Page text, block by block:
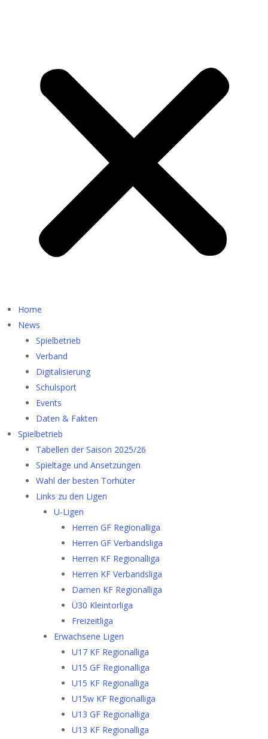
Home
News
Spielbetrieb
Verband
Digitalisierung
Schulsport
Events
Daten & Fakten
Spielbetrieb
Tabellen der Saison 2025/26
Spieltage und Ansetzungen
Wahl der besten Torhüter
Links zu den Ligen
U-Ligen
Herren GF Regionalliga
Herren GF Verbandsliga
Herren KF Regionalliga
Herren KF Verbandsliga
Damen KF Regionalliga
Ü30 Kleintorliga
Freizeitliga
Erwachsene Ligen
U17 KF Regionalliga
U15 GF Regionalliga
U15 KF Regionalliga
U15w KF Regionalliga
U13 GF Regionalliga
U13 KF Regionalliga